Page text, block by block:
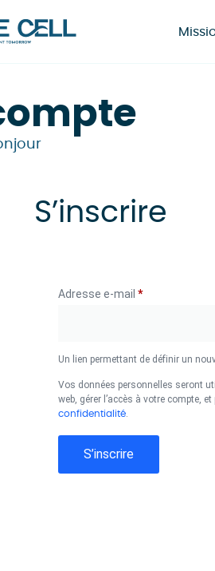
S’inscrire
Adresse e-mail *
Un lien permettant de définir un
Vos données personnelles seront
web, gérer l’accès à votre compte,
confidentialité.
S’inscrire